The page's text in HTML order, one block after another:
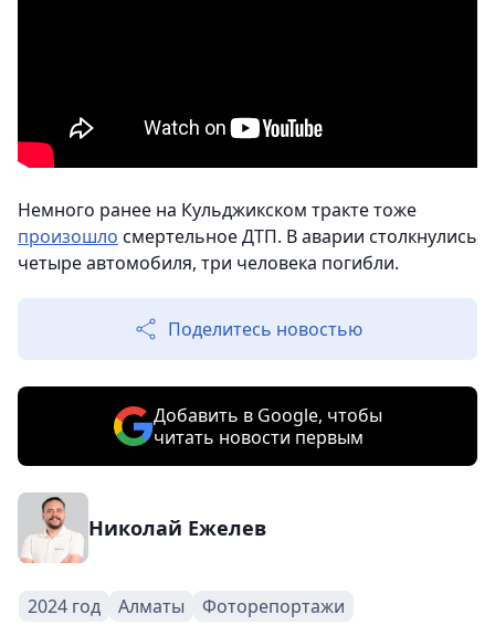
Немного ранее на Кульджикском тракте тоже
произошло смертельное ДТП. В аварии столкнулись
четыре автомобиля, три человека погибли.
Поделитесь новостью
Добавить в Google, чтобы
читать новости первым
Николай Ежелев
2024 год Алматы Фоторепортажи